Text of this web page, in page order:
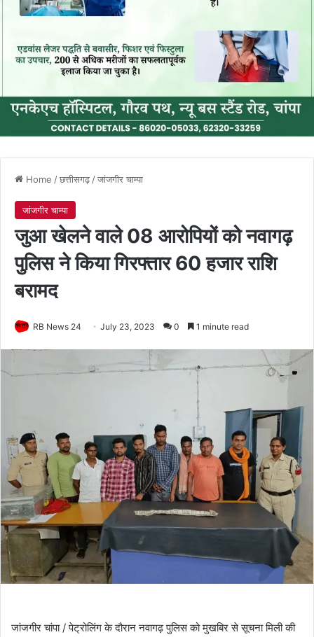
Home /छत्तीसगढ़/जांजगीर चाम्पा
जांजगीर चाम्पा
जुआ खेलने वाले 08 आरोपियों को नवागढ़
पुलिस ने किया गिरफ्तार 60 हजार राशि
बरामद
RB News 24 July 23, 2023 0 1 minute read
जांजगीर चांपा / पेट्रोलिंग के दौरान नवागढ़ पुलिस को मुखबिर से सूचना मिली की